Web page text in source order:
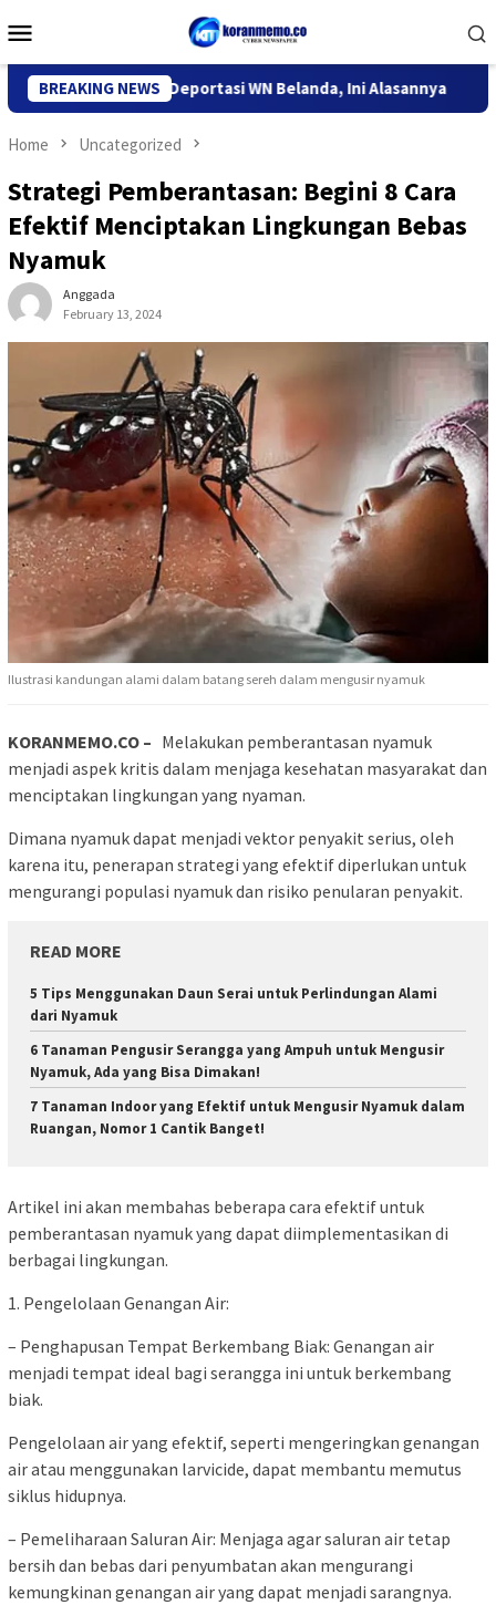
to
Menu
BREAKING NEWS
Kediri Deportasi WN Belanda, Ini Alasannya 9 Desa
Home Uncategorized
Strategi Pemberantasan: Begini 8 Cara
Efektif Menciptakan Lingkungan Bebas
Nyamuk
Anggada
February 13, 2024
Ilustrasi kandungan alami dalam batang sereh dalam mengusir nyamuk
KORANMEMO.CO – Melakukan pemberantasan nyamuk
menjadi aspek kritis dalam menjaga kesehatan masyarakat dan
menciptakan lingkungan yang nyaman.
Dimana nyamuk dapat menjadi vektor penyakit serius, oleh
karena itu, penerapan strategi yang efektif diperlukan untuk
mengurangi populasi nyamuk dan risiko penularan penyakit.
READ MORE
5 Tips Menggunakan Daun Serai untuk Perlindungan Alami
dari Nyamuk
6 Tanaman Pengusir Serangga yang Ampuh untuk Mengusir
Nyamuk, Ada yang Bisa Dimakan!
7 Tanaman Indoor yang Efektif untuk Mengusir Nyamuk dalam
Ruangan, Nomor 1 Cantik Banget!
Artikel ini akan membahas beberapa cara efektif untuk
pemberantasan nyamuk yang dapat diimplementasikan di
berbagai lingkungan.
1. Pengelolaan Genangan Air:
– Penghapusan Tempat Berkembang Biak: Genangan air
menjadi tempat ideal bagi serangga ini untuk berkembang
biak.
Pengelolaan air yang efektif, seperti mengeringkan genangan
air atau menggunakan larvicide, dapat membantu memutus
siklus hidupnya.
– Pemeliharaan Saluran Air: Menjaga agar saluran air tetap
bersih dan bebas dari penyumbatan akan mengurangi
kemungkinan genangan air yang dapat menjadi sarangnya.